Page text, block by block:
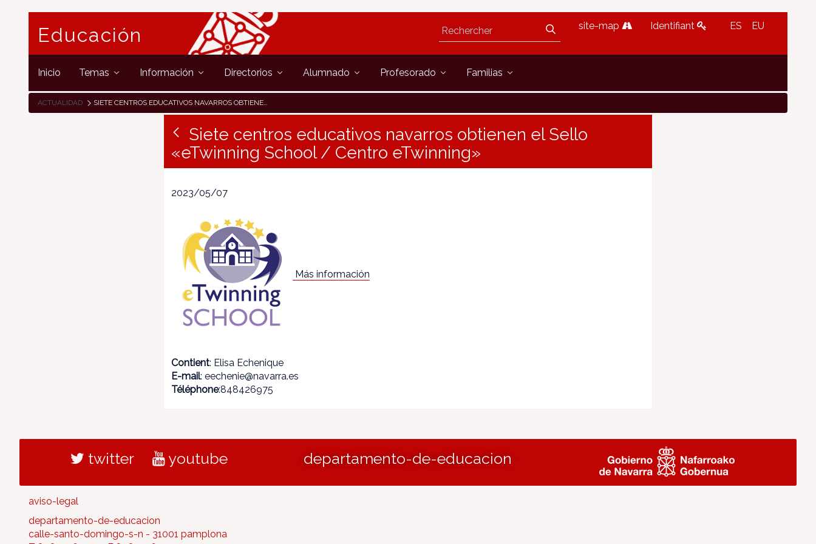
Educación site-map Identifiant ES EU
Inicio Temas Información Directorios Alumnado Profesorado Familias
ACTUALIDAD SIETE CENTROS EDUCATIVOS NAVARROS OBTIENEN EL SELLO «ETWINNING SCHOOL / CENTRO ETWINNING»
Siete centros educativos navarros obtienen el Sello
«eTwinning School / Centro eTwinning»
2023/05/07
Más información
Contient: Elisa Echenique
E-mail: eechenie@navarra.es
Téléphone:848426975
twitter youtube departamento-de-educacion
aviso-legal
departamento-de-educacion
calle-santo-domingo-s-n - 31001 pamplona